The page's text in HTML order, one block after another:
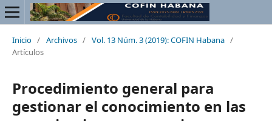
Inicio / Archivos / Vol. 13 Núm. 3 (2019): COFIN Habana /
Artículos
Procedimiento general para
gestionar el conocimiento en las